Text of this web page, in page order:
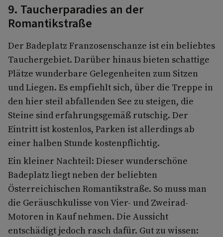
9. Taucherparadies an der
Romantikstraße
Der Badeplatz Franzosenschanze ist ein beliebtes
Tauchergebiet. Darüber hinaus bieten schattige
Plätze wunderbare Gelegenheiten zum Sitzen
und Liegen. Es empfiehlt sich, über die Treppe in
den hier steil abfallenden See zu steigen, die
Steine sind erfahrungsgemäß rutschig. Der
Eintritt ist kostenlos, Parken ist allerdings ab
einer halben Stunde kostenpflichtig.
Ein kleiner Nachteil: Dieser wunderschöne
Badeplatz liegt neben der beliebten
Österreichischen Romantikstraße. So muss man
die Geräuschkulisse von Vier- und Zweirad-
Motoren in Kauf nehmen. Die Aussicht
entschädigt jedoch rasch dafür. Gut zu wissen: